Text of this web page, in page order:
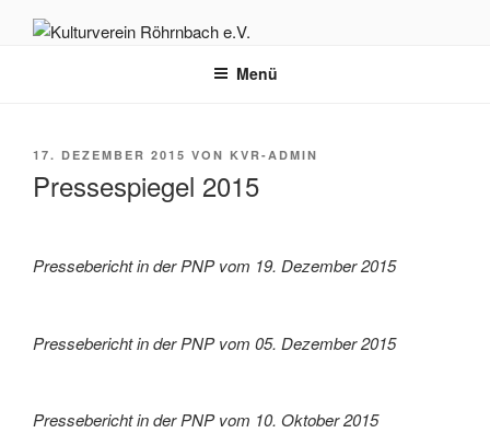
Inhalt
KULTURVEREIN RÖHRNBACH
Menü
VERÖFFENTLICHT
17. DEZEMBER 2015 VON KVR-ADMIN
Pressespiegel 2015
Pres­se­be­richt in der PNP vom 19. Dezem­ber 2015
Pres­se­be­richt in der PNP vom 05. Dezem­ber 2015
Pres­se­be­richt in der PNP vom 10. Okto­ber 2015